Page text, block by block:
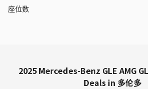
座位数
2025 Mercedes-Benz GLE AMG
Deals in 多伦多